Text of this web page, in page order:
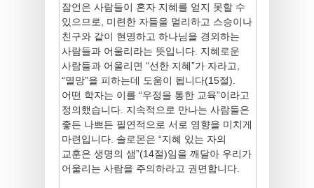
잠언은 사람들이 혼자 지혜를 얻지 못할 수
있으므로, 미련한 자들을 멀리하고 스승이나
친구와 같이 현명하고 하나님을 경외하는
사람들과 어울리라는 뜻입니다. 지혜로운
사람들과 어울리면 “선한 지혜”가 자라고,
“멸망”을 피하는데 도움이 됩니다(15절).
어떤 학자는 이를 “우정을 통한 교육”이라고
정의했습니다. 지속적으로 만나는 사람들은
좋든 나쁘든 필연적으로 서로 영향을 미치게
마련입니다. 솔로몬은 “지혜 있는 자의
교훈은 생명의 샘”(14절)임을 깨달아 우리가
어울리는 사람을 주의하라고 권면합니다.